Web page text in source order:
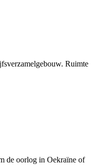
Ruimte
de oorlog in Oekraïne of